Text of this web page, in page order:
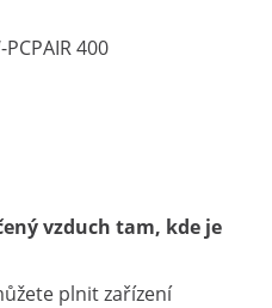
400
vzduch tam, kde je
plnit zařízení